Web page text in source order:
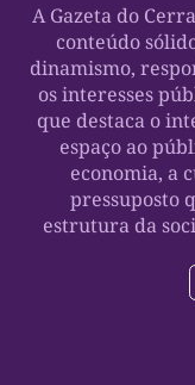
A Gazeta do
conteúdo
dinamismo,
os interesses
que destaca o
espaço ao
economia, a
pressuposto
estrutura da